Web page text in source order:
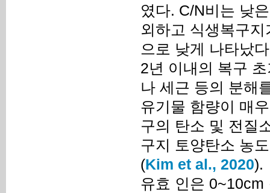
였다. C/N비는 낮
외하고 식생복구
으로 낮게 나타났
2년 이내의 복구
나 세근 등의 분해
유기물 함량이 매
구의 탄소 및 전질
구지 토양탄소 농
(Kim et al., 2020).
유효 인은